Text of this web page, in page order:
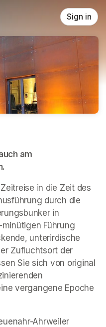
Sign in
am
in die Zeit des
durch die
in
Führung
unterirdische
Zufluchtsort der
Sie sich von original
vergangene Epoche
Ahrweiler